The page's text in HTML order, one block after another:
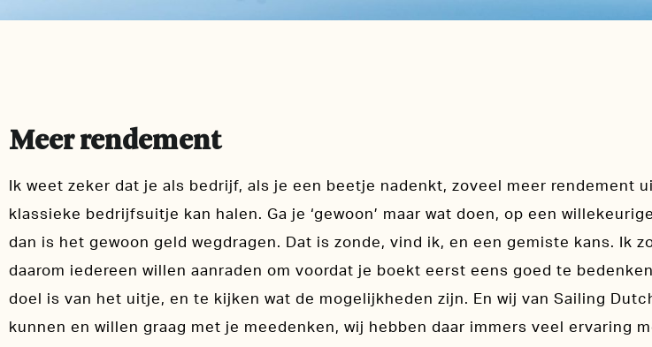
Meer rendement
Ik weet zeker dat je als bedrijf, als je een beetje nadenkt, zoveel meer rendement
klassieke bedrijfsuitje kan halen. Ga je ‘gewoon’ maar wat doen, op een
dan is het gewoon geld wegdragen. Dat is zonde, vind ik, en een gemiste kans. Ik
daarom iedereen willen aanraden om voordat je boekt eerst eens goed te
doel is van het uitje, en te kijken wat de mogelijkheden zijn. En wij van Sailing
kunnen en willen graag met je meedenken, wij hebben daar immers veel ervaring